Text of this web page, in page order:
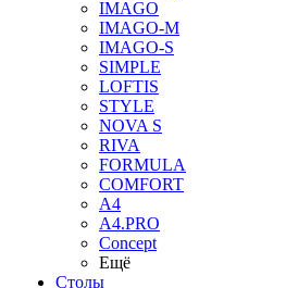
IMAGO
IMAGO-M
IMAGO-S
SIMPLE
LOFTIS
STYLE
NOVA S
RIVA
FORMULA
COMFORT
A4
A4.PRO
Concept
Ещё
Столы